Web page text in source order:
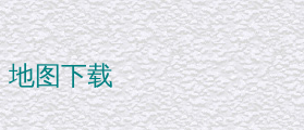
地图下载